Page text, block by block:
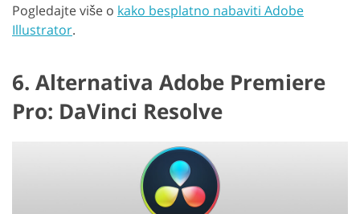
Pogledajte više o kako besplatno nabaviti Adobe
Illustrator.
6. Alternativa Adobe Premiere
Pro: DaVinci Resolve